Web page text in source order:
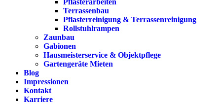
Terrassenbau
Pflasterreinigung & Terrassenreinigung
Rollstuhlrampen
Zaunbau
Gabionen
Hausmeisterservice & Objektpflege
Gartengeräte Mieten
Blog
Impressionen
Kontakt
Karriere